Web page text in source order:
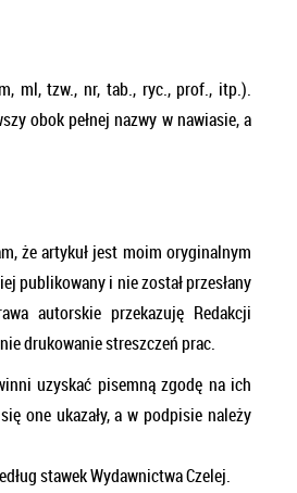
ml, tzw., nr, tab., ryc., prof., itp.).
obok pełnej nazwy w nawiasie, a
że artykuł jest moim oryginalnym
publikowany i nie został przesłany
autorskie przekazuję Redakcji
drukowanie streszczeń prac.
uzyskać pisemną zgodę na ich
one ukazały, a w podpisie należy
stawek Wydawnictwa Czelej.